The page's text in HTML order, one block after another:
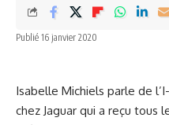
Publié 16 janvier 2020
Isabelle Michiels parle de
chez Jaguar qui a reçu tous